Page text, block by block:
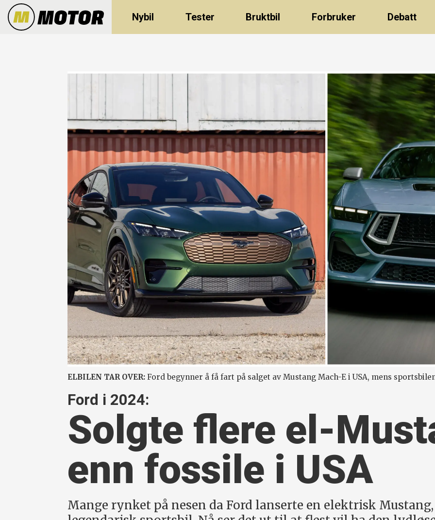
Nybil Tester Bruktbil Forbruker Debatt
ELBILEN TAR OVER: Ford begynner å få fart på salget av Mustang Mach-E i USA, mens
Ford i 2024:
Solgte flere el-
enn fossile i USA
Mange rynket på nesen da Ford lanserte en elektrisk